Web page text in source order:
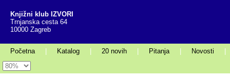
Knjižni klub IZVORI
Trnjanska cesta 64
10000 Zagreb
Početna Katalog 20 novih Pitanja Novosti